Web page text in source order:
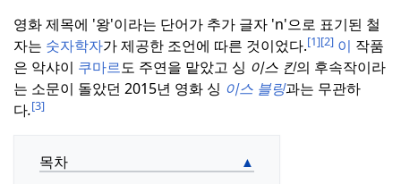
영화 제목에 '왕'이라는 단어가 추가 글자 'n'으로 표기된 철
자는 숫자학자가 제공한 조언에 따른 것이었다.[1][2] 이 작품
은 악샤이 쿠마르도 주연을 맡았고 싱 이스 킨의 후속작이라
는 소문이 돌았던 2015년 영화 싱 이스 블링과는 무관하
다.[3]
목차